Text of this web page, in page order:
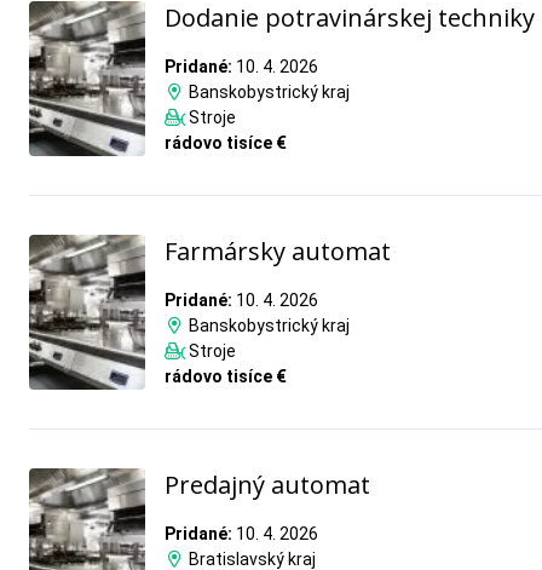
Dodanie potravinárskej techniky
Pridané: 10. 4. 2026
Banskobystrický kraj
Stroje
rádovo tisíce €
Farmársky automat
Pridané: 10. 4. 2026
Banskobystrický kraj
Stroje
rádovo tisíce €
Predajný automat
Pridané: 10. 4. 2026
Bratislavský kraj